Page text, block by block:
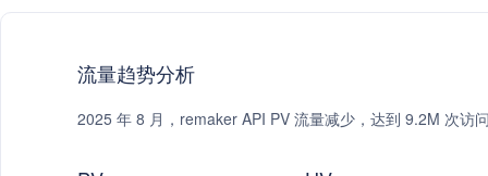
流量趋势分析
2025 年 8 月，remaker API PV 流量减少，达到 9.2M 次访